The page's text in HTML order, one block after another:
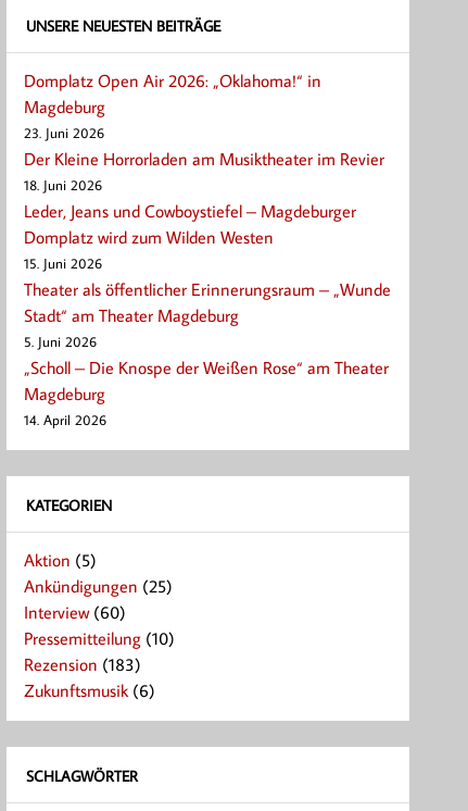
UNSERE NEUESTEN BEITRÄGE
Domplatz Open Air 2026: „Oklahoma!“ in
Magdeburg
23. Juni 2026
Der Kleine Horrorladen am Musiktheater im Revier
18. Juni 2026
Leder, Jeans und Cowboystiefel – Magdeburger
Domplatz wird zum Wilden Westen
15. Juni 2026
Theater als öffentlicher Erinnerungsraum – „Wunde
Stadt“ am Theater Magdeburg
5. Juni 2026
„Scholl – Die Knospe der Weißen Rose“ am Theater
Magdeburg
14. April 2026
KATEGORIEN
Aktion (5)
Ankündigungen (25)
Interview(60)
Pressemitteilung (10)
Rezension (183)
Zukunftsmusik (6)
SCHLAGWÖRTER